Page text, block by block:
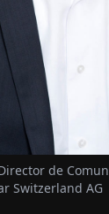
de
Switzerland AG